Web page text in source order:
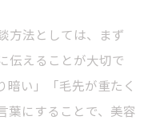
きない時の費用確
金交渉で意識する
方法としては、まず
伝えることが大切で
暗い」「毛先が重たく
葉にすることで、美容